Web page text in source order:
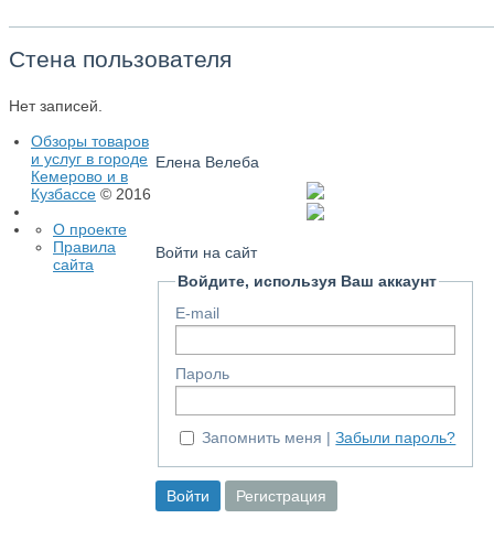
Стена пользователя
Нет записей.
Елена Велеба
Войти на сайт
Войдите, используя Ваш аккаунт
E-mail
Пароль
Запомнить меня Забыли пароль?
Обзоры товаров
и услуг в городе
Кемерово и в
Кузбассе © 2016
О проекте
Правила
сайта